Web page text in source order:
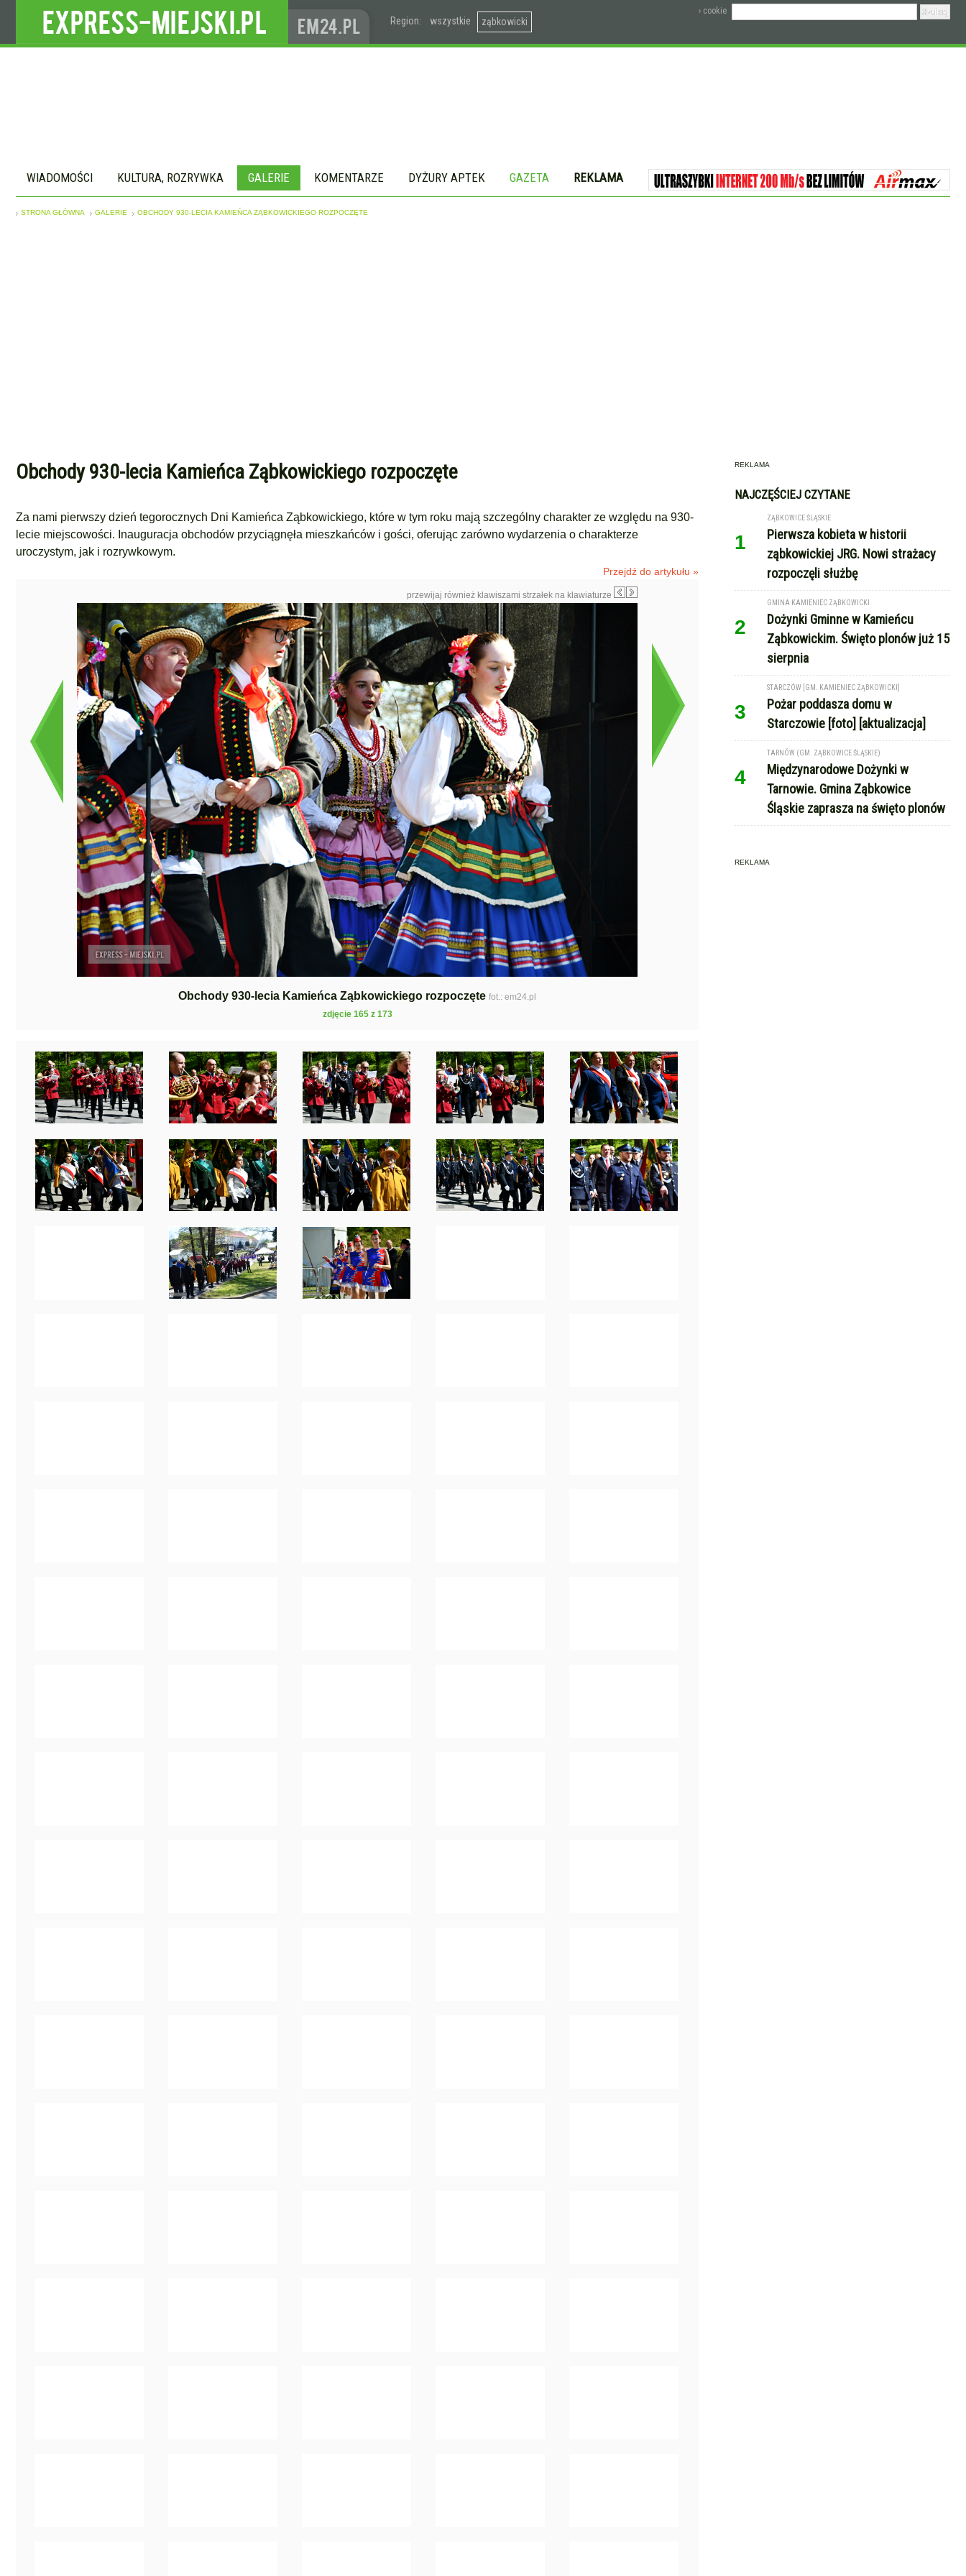
Region: wszystkie ząbkowicki
› cookie
WIADOMOŚCI KULTURA, ROZRYWKA GALERIE KOMENTARZE DYŻURY APTEK GAZETA REKLAMA
STRONA GŁÓWNA GALERIE OBCHODY 930-LECIA KAMIEŃCA ZĄBKOWICKIEGO ROZPOCZĘTE
Obchody 930-lecia Kamieńca Ząbkowickiego rozpoczęte
Za nami pierwszy dzień tegorocznych Dni Kamieńca Ząbkowickiego, które w tym roku mają szczególny charakter ze względu na 930-
lecie miejscowości. Inauguracja obchodów przyciągnęła mieszkańców i gości, oferując zarówno wydarzenia o charakterze
uroczystym, jak i rozrywkowym.
Przejdź do artykułu »
przewijaj również klawiszami strzałek na klawiaturze
Obchody 930-lecia Kamieńca Ząbkowickiego rozpoczęte fot.: em24.pl
zdjęcie 165 z 173
REKLAMA
NAJCZĘŚCIEJ CZYTANE
1
ZĄBKOWICE ŚLĄSKIE
Pierwsza kobieta w historii
ząbkowickiej JRG. Nowi strażacy
rozpoczęli służbę
2
GMINA KAMIENIEC ZĄBKOWICKI
Dożynki Gminne w Kamieńcu
Ząbkowickim. Święto plonów już 15
sierpnia
3
STARCZÓW [GM. KAMIENIEC ZĄBKOWICKI]
Pożar poddasza domu w
Starczowie [foto] [aktualizacja]
4
TARNÓW (GM. ZĄBKOWICE ŚLĄSKIE)
Międzynarodowe Dożynki w
Tarnowie. Gmina Ząbkowice
Śląskie zaprasza na święto plonów
REKLAMA